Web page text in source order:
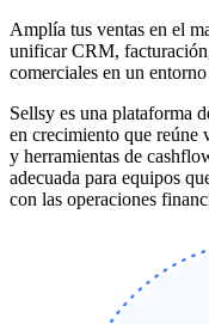
Amplía tus ventas en el
unificar CRM,
comerciales en un
Sellsy es una plataforma
en crecimiento que reúne
y herramientas de
adecuada para equipos
con las operaciones